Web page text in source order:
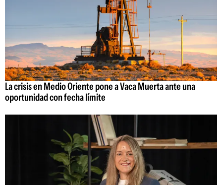
La crisis en Medio Oriente pone a Vaca Muerta ante una
oportunidad con fecha límite